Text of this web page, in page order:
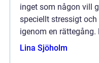
inget som någon vill
speciellt stressigt
igenom en
hitta en adv...
Lina Sjöholm